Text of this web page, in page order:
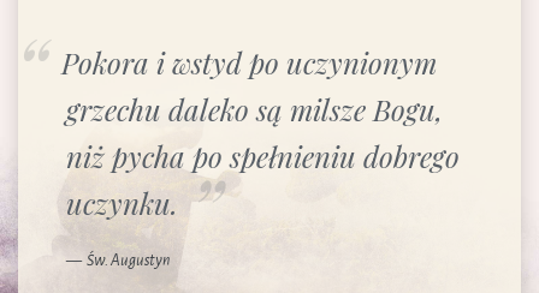
Pokora i wstyd po uczynionym
grzechu daleko są milsze Bogu,
niż pycha po spełnieniu dobrego
uczynku.
Św. Augustyn